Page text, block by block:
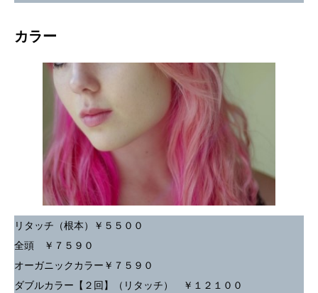
カラー
リタッチ（根本）￥５５００
全頭 ￥７５９０
オーガニックカラー￥７５９０
ダブルカラー【２回】（リタッチ） ￥１２１００